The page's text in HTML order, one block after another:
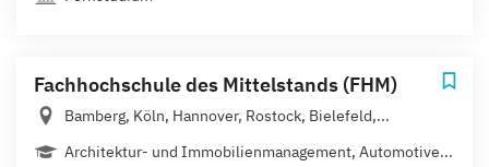
Fachhochschule des Mittelstands (FHM)
Bamberg, Köln, Hannover, Rostock, Bielefeld,...
Architektur- und Immobilienmanagement, Automotive...